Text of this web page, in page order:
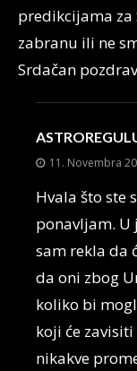
predikcijama za
zabranu ili ne
Srdačan pozdrav
11. Novembra
Hvala što ste
ponavljam.
sam rekla da
da oni zbog
koliko bi
koji će
nikakve